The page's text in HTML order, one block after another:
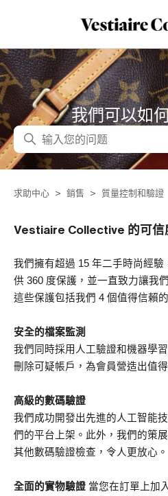
我們可以如
搜尋
求助中心 銷售 質量控制和驗證
Vestiaire Collective 的可信
我們擁有超過 15 年二手時尚經
供 360 度保護，並一直致力讓我
這些保護包括我們 4 個值得信賴的
安全的檔案監測
我們同時採用人工驗證和機器學
刪除可疑帳戶，為會員營造出值
高級的數碼驗證
我們成功開發出先進的人工智能
們的平台上架。此外，我們的策
其他數碼驗證檢查，令人更放心。
全面的實物驗證 當您在訂單上加